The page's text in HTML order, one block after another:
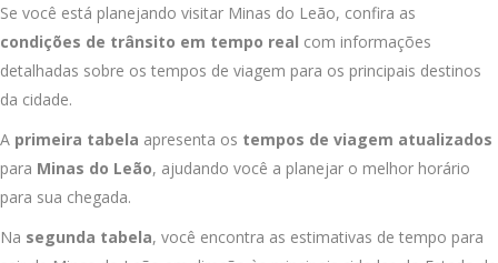
Se você está planejando visitar Minas do Leão, confira as
condições de trânsito em tempo real com informações
detalhadas sobre os tempos de viagem para os principais destinos
da cidade.
A primeira tabela apresenta os tempos de viagem atualizados
para Minas do Leão, ajudando você a planejar o melhor horário
para sua chegada.
Na segunda tabela, você encontra as estimativas de tempo para